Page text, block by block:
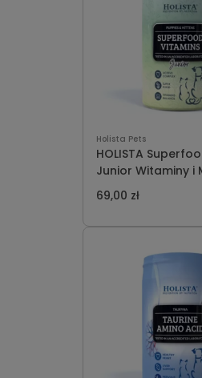
Holista Pets
HOLISTA
Junior Witaminy i
dla Kociąt i
69,00 zł